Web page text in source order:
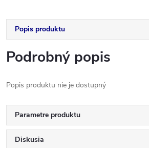
Popis produktu
Podrobný popis
Popis produktu nie je dostupný
Parametre produktu
Diskusia